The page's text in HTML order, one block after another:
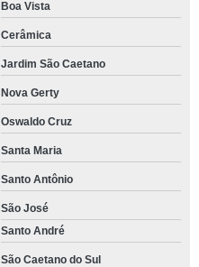
Boa Vista
Cerâmica
Jardim São Caetano
Nova Gerty
Oswaldo Cruz
Santa Maria
Santo Antônio
São José
Santo André
São Caetano do Sul